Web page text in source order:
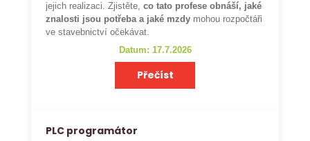
jejich realizaci. Zjistěte,co tato profese obnáší, jaké
znalosti jsou potřeba a jaké mzdy mohou rozpočtáři
ve stavebnictví očekávat.
Datum: 17.7.2026
Přečíst
PLC programátor